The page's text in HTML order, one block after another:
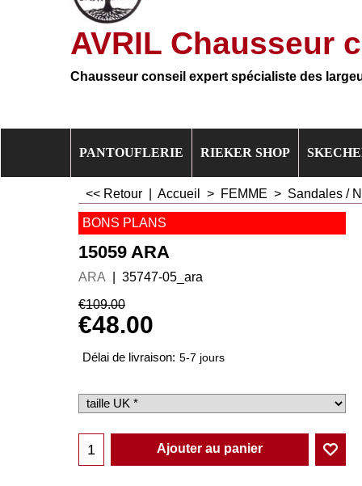
AVRIL Chausseur
Chausseur conseil expert spécialiste des
PANTOUFLERIE RIEKER SHOP
<< Retour Accueil > FEMME > Sandales /
BONS PLANS
15059 ARA
ARA
35747-05_ara
€109.00
€48.00
Délai de livraison: 5-7 jours
Ajouter au panier